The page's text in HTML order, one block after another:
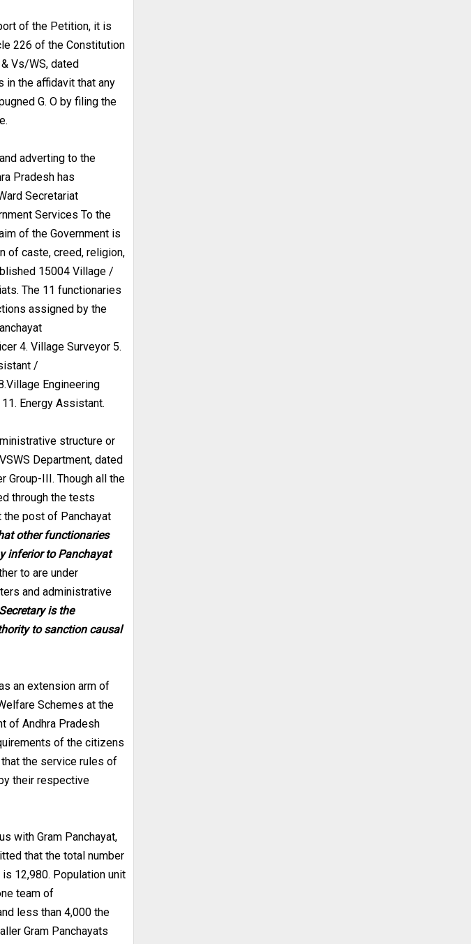
of the Petition, it is
226 of the Constitution
Vs/WS, dated
in the affidavit that any
G. O by filing the
adverting to the
Pradesh has
Secretariat
Services To the
of the Government is
of caste, creed, religion,
15004 Village /
The 11 functionaries
assigned by the
4. Village Surveyor 5.
/
Engineering
Energy Assistant.
structure or
Department, dated
Group-III. Though all the
through the tests
the post of Panchayat
other functionaries
inferior to Panchayat
to are under
and administrative
is the
to sanction causal
an extension arm of
Schemes at the
of Andhra Pradesh
of the citizens
the service rules of
their respective
with Gram Panchayat,
that the total number
12,980. Population unit
team of
less than 4,000 the
Gram Panchayats